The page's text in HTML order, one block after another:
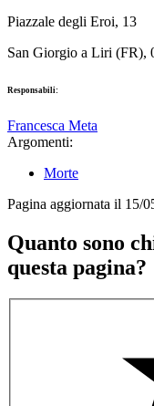
Piazzale degli Eroi, 13
San Giorgio a Liri (FR),
Responsabili:
Francesca Meta
Argomenti:
Morte
Pagina aggiornata il 15/
Quanto sono
questa pagina?